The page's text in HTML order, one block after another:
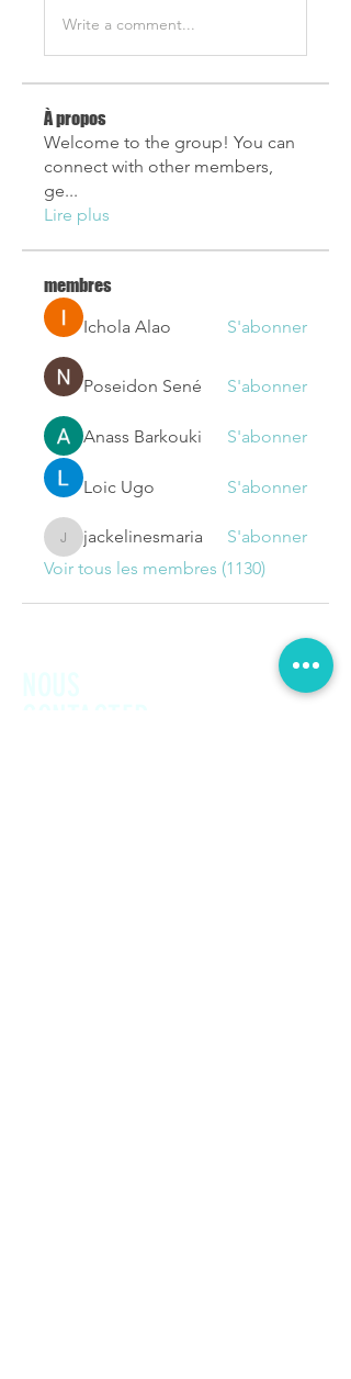
Write a comment...
À propos
Welcome to the group! You can
connect with other members,
ge...
Lire plus
membres
Ichola Alao
S'abonner
Poseidon Sené S'abonner
Anass Barkouki S'abonner
Loic Ugo S'abonner
jackelinesmaria
jackelinesmaria
S'abonner
Voir tous les membres (1130)